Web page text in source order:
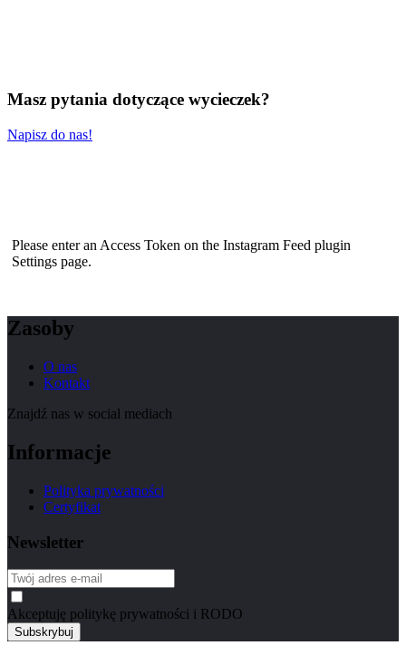
Masz pytania dotyczące wycieczek?
Napisz do nas!
Please enter an Access Token on the Instagram Feed plugin
Settings page.
Zasoby
O nas
Kontakt
Znajdź nas w social mediach
Informacje
Polityka prywatności
Certyfikat
Newsletter
Akceptuję politykę prywatności i RODO